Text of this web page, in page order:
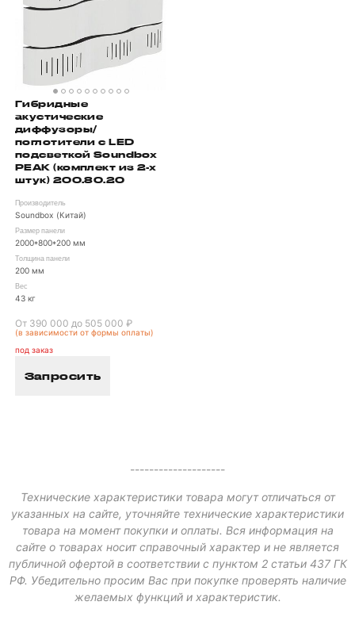
Гибридные
акустические
диффузоры/
поглотители с LED
подсветкой Soundbox
PEAK (комплект из 2-х
штук) 200.80.20
Производитель
Soundbox (Китай)
Размер панели
2000*800*200 мм
Толщина панели
200 мм
Вес
43 кг
От 390 000 до 505 000 ₽
(в зависимости от формы оплаты)
под заказ
Запросить
--------------------
Технические характеристики товара могут отличаться от
указанных на сайте, уточняйте технические характеристики
товара на момент покупки и оплаты. Вся информация на
сайте о товарах носит справочный характер и не является
публичной офертой в соответствии с пунктом 2 статьи 437 ГК
РФ. Убедительно просим Вас при покупке проверять наличие
желаемых функций и характеристик.